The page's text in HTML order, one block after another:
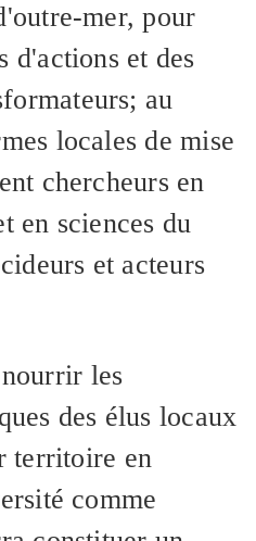
mer, pour
d'actions et des
au
locales de mise
chercheurs en
en sciences du
et acteurs
les
des élus locaux
territoire en
comme